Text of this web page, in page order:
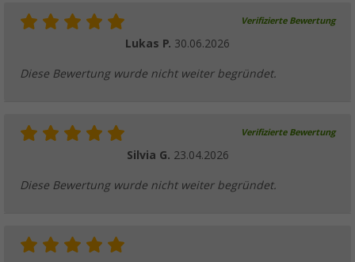
Verifizierte Bewertung
Lukas P. 30.06.2026
Diese Bewertung wurde nicht weiter begründet.
Verifizierte Bewertung
Silvia G. 23.04.2026
Diese Bewertung wurde nicht weiter begründet.